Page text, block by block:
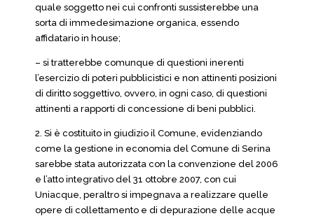
quale soggetto nei cui confronti sussisterebbe una
sorta di immedesimazione organica, essendo
affidatario in house;
– si tratterebbe comunque di questioni inerenti
l’esercizio di poteri pubblicistici e non attinenti posizioni
di diritto soggettivo, ovvero, in ogni caso, di questioni
attinenti a rapporti di concessione di beni pubblici.
2. Si è costituito in giudizio il Comune, evidenziando
come la gestione in economia del Comune di Serina
sarebbe stata autorizzata con la convenzione del 2006
e l’atto integrativo del 31 ottobre 2007, con cui
Uniacque, peraltro si impegnava a realizzare quelle
opere di collettamento e di depurazione delle acque